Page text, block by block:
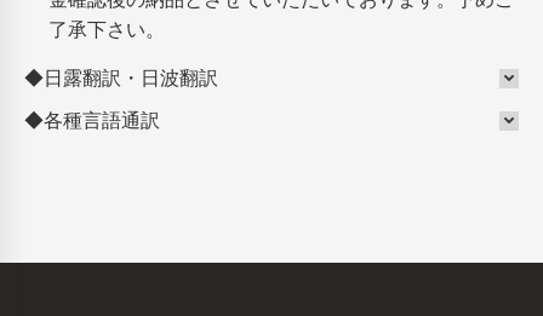
了承下さい。
◆日露翻訳・日波翻訳
◆各種言語通訳